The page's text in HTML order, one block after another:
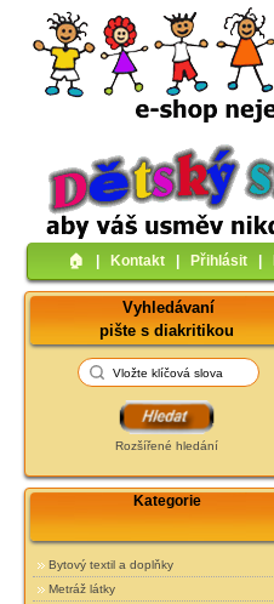
🏠︎ Kontakt Přihlásit
Vyhledávaní
pište s diakritikou
Rozšířené hledání
Kategorie
Bytový textil a doplňky
Metráž látky